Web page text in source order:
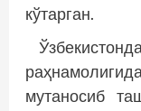
кўтарган.
мутаносиб